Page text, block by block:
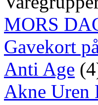
MORS
Gavekort
Anti Age
Akne Uren